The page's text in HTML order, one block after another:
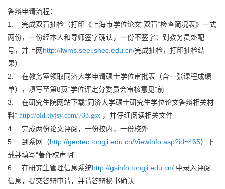
答辩申请流程：
1. 完成双盲抽检（打印《上海市学位论文“双盲”检查简况表》一式
两份，一份经本人和导师签字确认，一份不签字；到教务员处配
号，并上网http://lwms.seei.shec.edu.cn/完成抽检，打印抽检结
果）
2. 在教务室领取同济大学申请硕士学位审批表（含一张课程成绩
单），填写至第8页“学位评定分委员会审核意见”前
3. 在研究生院网站下载“同济大学硕士研究生学位论文答辩相关材
料” http://old.tjyjsy.com/733.gsx ，并仔细阅读相关文件
4. 完成两份论文评阅，一份校内，一份校外
5. 到系网（http://geotec.tongji.edu.cn/ViewInfo.asp?id=465）下
载并填写“著作权声明”
6. 在研究生管理信息系统http://gsinfo.tongji.edu.cn/ 中录入评阅
信息，提交答辩申请，并请答辩秘书确认